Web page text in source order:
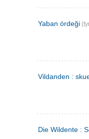
Yaban ördeği
Vildanden :
Die Wildente :